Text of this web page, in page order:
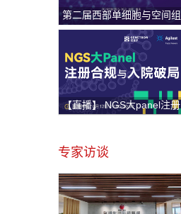
第二届西部单细胞与空间组
学论坛
【直播】 NGS大panel注册
专家访谈